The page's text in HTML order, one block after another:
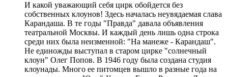
И какой уважающий себя цирк обойдется без
собственных клоунов! Здесь началась неувядаемая слава
Карандаша. В те годы "Правда" давала объявления
театральной Москвы. И каждый день лишь одна строка
среди них была неизменной: "На манеже - Карандаш".
Не единожды выступал в старом цирке "солнечный
клоун" Олег Попов. В 1946 году была создана студия
клоунады. Много ее питомцев вышло в разные года на